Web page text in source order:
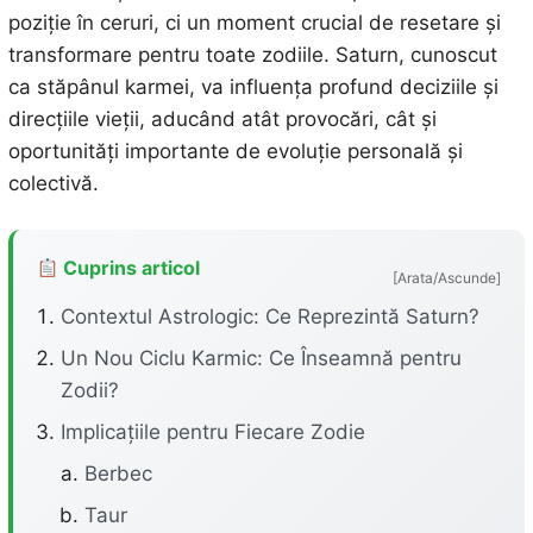
poziție în ceruri, ci un moment crucial de resetare și
transformare pentru toate zodiile. Saturn, cunoscut
ca stăpânul karmei, va influența profund deciziile și
direcțiile vieții, aducând atât provocări, cât și
oportunități importante de evoluție personală și
colectivă.
Cuprins articol [Arata/Ascunde]
Contextul Astrologic: Ce Reprezintă Saturn?
Un Nou Ciclu Karmic: Ce Înseamnă pentru
Zodii?
Implicațiile pentru Fiecare Zodie
Berbec
Taur